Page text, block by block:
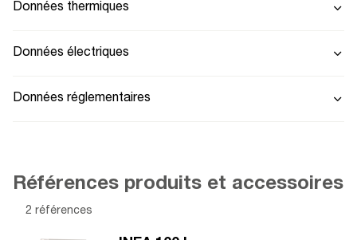
Données thermiques
Données électriques
Données réglementaires
Références produits et accessoires
2 références